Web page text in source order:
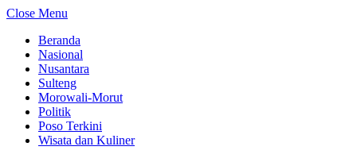
Close Menu
Beranda
Nasional
Nusantara
Sulteng
Morowali-Morut
Politik
Poso Terkini
Wisata dan Kuliner